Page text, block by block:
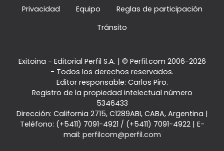
Privacidad
Equipo
Reglas de participación
Tránsito
Exitoina - Editorial Perfil S.A. | © Perfil.com 2006-2026
- Todos los derechos reservados.
Editor responsable: Carlos Piro.
Registro de la propiedad intelectual número
5346433
Dirección: California 2715, C1289ABI, CABA, Argentina |
Teléfono: (+5411) 7091-4921 / (+5411) 7091-4922| E-
mail: perfilcom@perfil.com